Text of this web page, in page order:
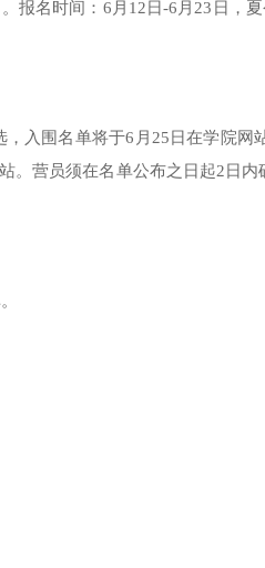
。 报名时间： 6月12日-6月23 日 ，
，入围名单将于6月25 日在学院网
。营员须在名单公布之日起2日
。